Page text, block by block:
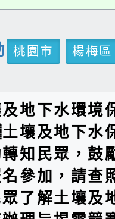
桃園市
楊梅區
地下水環境
壤及地下水
知民眾，鼓
名參加，請查
了解土壤及